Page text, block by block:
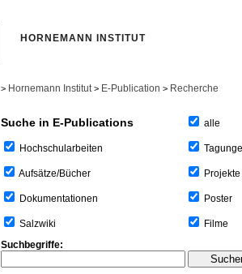
HORNEMANN INSTITUT
> Hornemann Institut > E-Publication > Recherche
Suche in E-Publications
Hochschularbeiten
Aufsätze/Bücher
Dokumentationen
Salzwiki
alle
Projekte
Poster
Filme
Suchbegriffe: